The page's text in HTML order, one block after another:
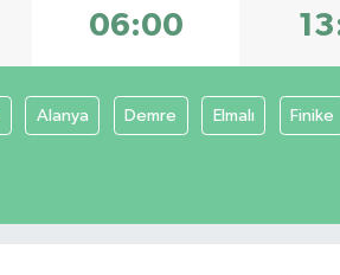
06:00
Alanya Demre Elmalı Finike